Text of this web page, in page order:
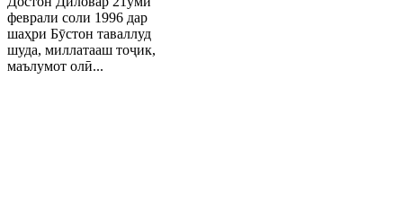
феврали соли 1996 дар
шаҳри Бӯстон таваллуд
шуда, миллатааш тоҷик,
маълумот олӣ...